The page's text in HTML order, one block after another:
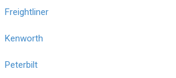
Freightliner
Kenworth
Peterbilt